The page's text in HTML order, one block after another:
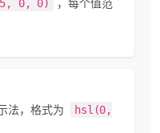
0, 0)
，每个值范
法，格式为
hsl(0,